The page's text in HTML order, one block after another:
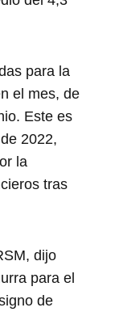
para la
el mes, de
Este es
2022,
la
tras
dijo
para el
de